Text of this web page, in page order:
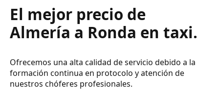
El mejor precio de
Almería a Ronda en taxi.
Ofrecemos una alta calidad de servicio debido a la
formación continua en protocolo y atención de
nuestros chóferes profesionales.